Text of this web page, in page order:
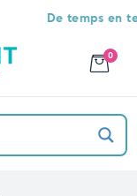
De temps en
0